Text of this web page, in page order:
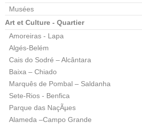
Musées
Art et Culture - Quartier
Amoreiras - Lapa
Algés-Belém
Cais do Sodré – Alcântara
Baixa – Chiado
Marquês de Pombal – Saldanha
Sete-Rios - Benfica
Parque das NaçÃµes
Alameda –Campo Grande